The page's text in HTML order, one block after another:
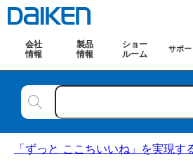
会社
情報
製品
情報
ショー
ルーム
サポー
「ずっと ここちいいね」を実現